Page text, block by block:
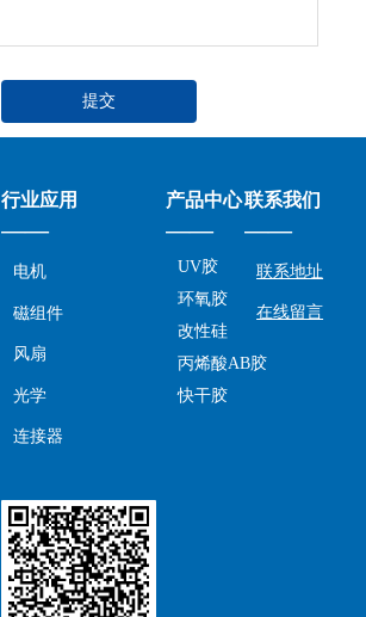
提交
行业应用
——
电机
磁组件
风扇
光学
连接器
产品中心
——
UV胶
环氧胶
改性硅
丙烯酸AB胶
快干胶
联系我们
——
联系地址
在线留言